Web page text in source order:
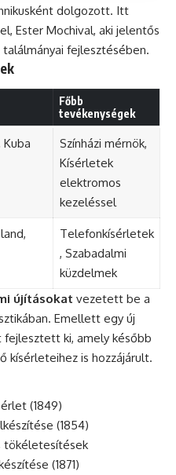
dolgozott. Itt
Ester Mochival, aki jelentős
fejlesztésében.
Főbb
tevékenységek
Kuba
Színházi mérnök,
Kísérletek
elektromos
kezeléssel
Telefonkísérletek
, Szabadalmi
küzdelmek
újításokat vezetett be a
Emellett egy új
ki, amely később
kísérleteihez is hozzájárult.
(1849)
(1854)
tökéletesítések
(1871)